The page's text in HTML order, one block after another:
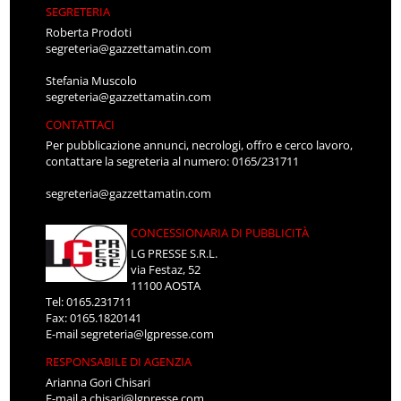
SEGRETERIA
Roberta Prodoti
segreteria@gazzettamatin.com
Stefania Muscolo
segreteria@gazzettamatin.com
CONTATTACI
Per pubblicazione annunci, necrologi, offro e cerco lavoro,
contattare la segreteria al numero: 0165/231711
segreteria@gazzettamatin.com
CONCESSIONARIA DI PUBBLICITÀ
LG PRESSE S.R.L.
via Festaz, 52
11100 AOSTA
Tel: 0165.231711
Fax: 0165.1820141
E-mailsegreteria@lgpresse.com
RESPONSABILE DI AGENZIA
Arianna Gori Chisari